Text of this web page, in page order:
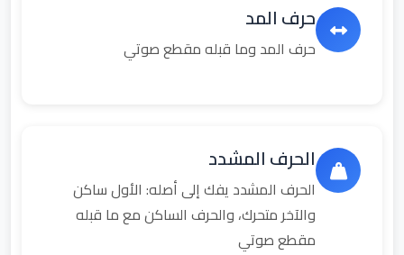
حرف المد
حرف المد وما قبله مقطع صوتي
الحرف المشدد
الحرف المشدد يفك إلى أصله: الأول ساكن
والآخر متحرك، والحرف الساكن مع ما قبله
مقطع صوتي